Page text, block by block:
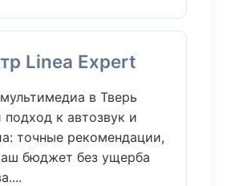
Linea Expert
в Тверь
подход к автозвук и
точные рекомендации,
бюджет без ущерба